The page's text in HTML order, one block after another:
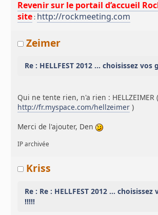
Revenir sur le portail d’accueil
site : http://rockmeeting.com
Zeimer
Re : HELLFEST 2012 ... choisissez vos
Qui ne tente rien, n'a rien : HELLZEIMER (
http://fr.myspace.com/hellzeimer )
Merci de l'ajouter, Den
IP archivée
Kriss
Re : Re : HELLFEST 2012 ...
!!!!!